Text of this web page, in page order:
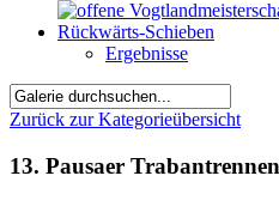
Ergebnisse
Zurück zur Kategorieübersicht
13. Pausaer